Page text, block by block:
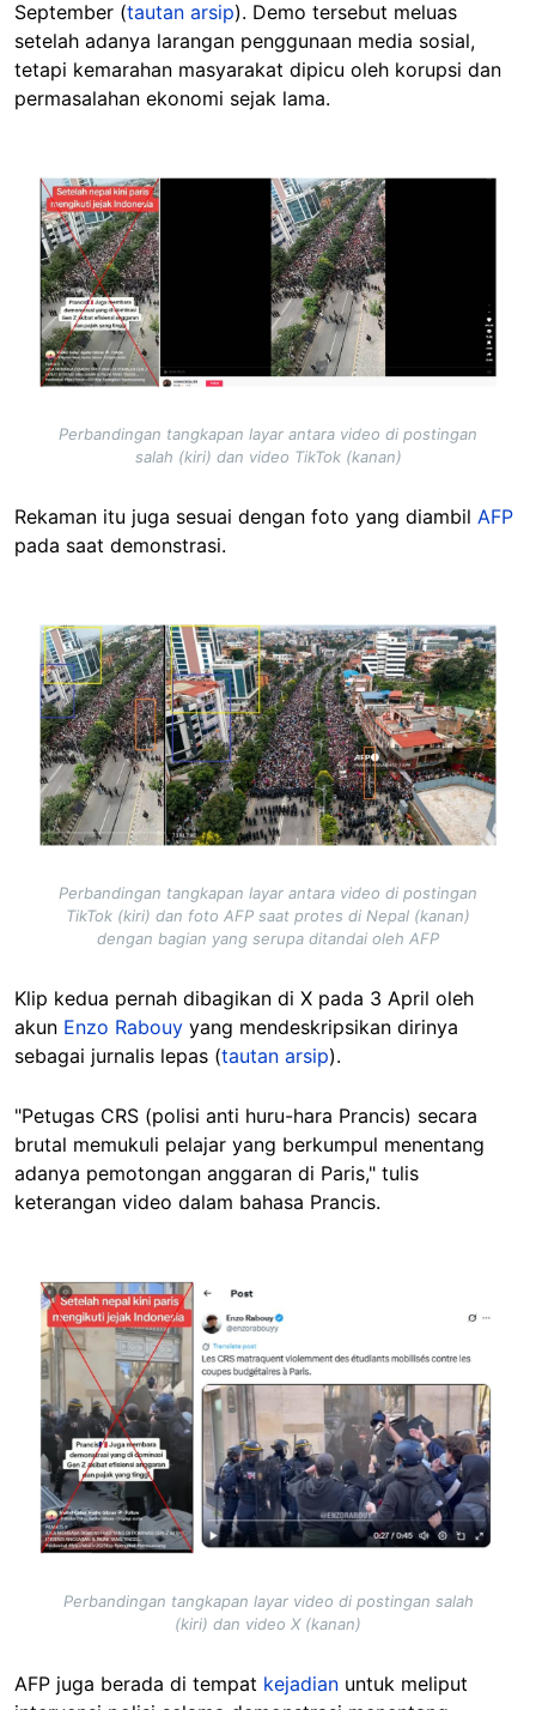
September (tautan arsip). Demo tersebut meluas
setelah adanya larangan penggunaan media sosial,
tetapi kemarahan masyarakat dipicu oleh korupsi dan
permasalahan ekonomi sejak lama.
Image
Perbandingan tangkapan layar antara video di postingan
salah (kiri) dan video TikTok (kanan)
Rekaman itu juga sesuai dengan foto yang diambil AFP
pada saat demonstrasi.
Image
Perbandingan tangkapan layar antara video di postingan
TikTok (kiri) dan foto AFP saat protes di Nepal (kanan)
dengan bagian yang serupa ditandai oleh AFP
Klip kedua pernah dibagikan di X pada 3 April oleh
akun Enzo Rabouy yang mendeskripsikan dirinya
sebagai jurnalis lepas (tautan arsip).
"Petugas CRS (polisi anti huru-hara Prancis) secara
brutal memukuli pelajar yang berkumpul menentang
adanya pemotongan anggaran di Paris," tulis
keterangan video dalam bahasa Prancis.
Image
Perbandingan tangkapan layar video di postingan salah
(kiri) dan video X (kanan)
AFP juga berada di tempat kejadian untuk meliput